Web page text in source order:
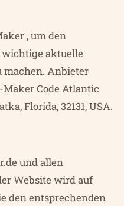
, um den
aktuelle
Anbieter
Code Atlantic
Florida, 32131, USA.
und allen
Website wird auf
den entsprechenden